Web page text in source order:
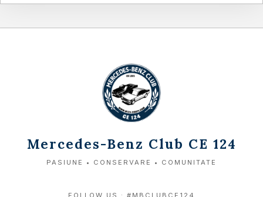
Mercedes-Benz Club CE 124
PASIUNE • CONSERVARE • COMUNITATE